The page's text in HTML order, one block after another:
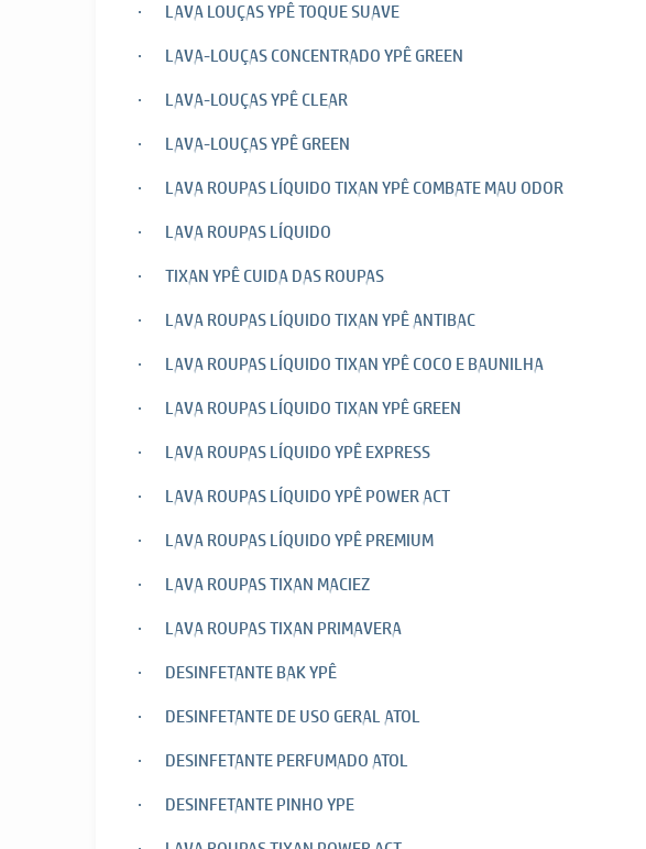
· LAVA LOUÇAS YPÊ TOQUE SUAVE
· LAVA-LOUÇAS CONCENTRADO YPÊ GREEN
· LAVA-LOUÇAS YPÊ CLEAR
· LAVA-LOUÇAS YPÊ GREEN
· LAVA ROUPAS LÍQUIDO TIXAN YPÊ COMBATE MAU ODOR
· LAVA ROUPAS LÍQUIDO
· TIXAN YPÊ CUIDA DAS ROUPAS
· LAVA ROUPAS LÍQUIDO TIXAN YPÊ ANTIBAC
· LAVA ROUPAS LÍQUIDO TIXAN YPÊ COCO E BAUNILHA
· LAVA ROUPAS LÍQUIDO TIXAN YPÊ GREEN
· LAVA ROUPAS LÍQUIDO YPÊ EXPRESS
· LAVA ROUPAS LÍQUIDO YPÊ POWER ACT
· LAVA ROUPAS LÍQUIDO YPÊ PREMIUM
· LAVA ROUPAS TIXAN MACIEZ
· LAVA ROUPAS TIXAN PRIMAVERA
· DESINFETANTE BAK YPÊ
· DESINFETANTE DE USO GERAL ATOL
· DESINFETANTE PERFUMADO ATOL
· DESINFETANTE PINHO YPE